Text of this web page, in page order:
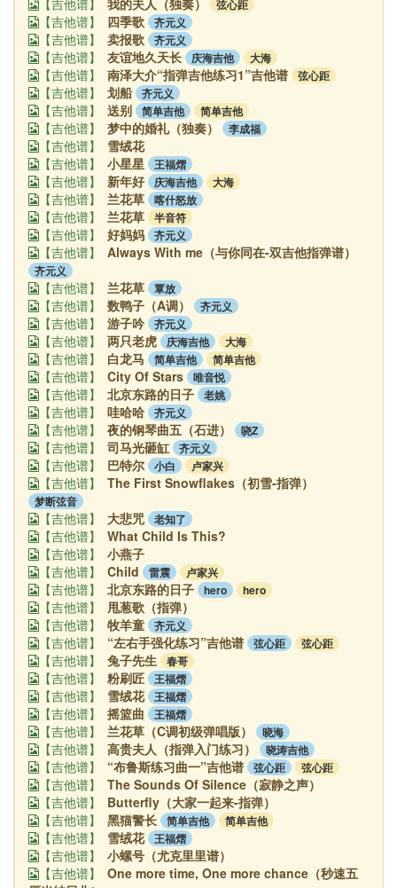
【吉他谱】 弦心距
【吉他谱】 四季歌 齐元义
【吉他谱】 卖报歌 齐元义
【吉他谱】 友谊地久天长 庆海吉他 大海
【吉他谱】 南泽大介“指弹吉他练习1”吉他谱 弦心距
【吉他谱】 划船 齐元义
【吉他谱】 送别 简单吉他 简单吉他
【吉他谱】 梦中的婚礼（独奏） 李成福
【吉他谱】 雪绒花
【吉他谱】 小星星 王福熠
【吉他谱】 新年好 庆海吉他 大海
【吉他谱】 兰花草 喀什怒放
【吉他谱】 兰花草 半音符
【吉他谱】 好妈妈 齐元义
【吉他谱】 Always With me（与你同在-双吉他指弹谱）
齐元义
【吉他谱】 兰花草 覃放
【吉他谱】 数鸭子（A调） 齐元义
【吉他谱】 游子吟 齐元义
【吉他谱】 两只老虎 庆海吉他 大海
【吉他谱】 白龙马 简单吉他 简单吉他
【吉他谱】 City Of Stars 唯音悦
【吉他谱】 北京东路的日子 老姚
【吉他谱】 哇哈哈 齐元义
【吉他谱】 夜的钢琴曲五（石进） 哓Z
【吉他谱】 司马光砸缸 齐元义
【吉他谱】 巴特尔 小白 卢家兴
【吉他谱】 The First Snowflakes（初雪-指弹）
梦断弦音
【吉他谱】 大悲咒 老知了
【吉他谱】 What Child Is This?
【吉他谱】 小燕子
【吉他谱】 Child 雷震 卢家兴
【吉他谱】 北京东路的日子 hero hero
【吉他谱】 甩葱歌（指弹）
【吉他谱】 牧羊童 齐元义
【吉他谱】 “左右手强化练习”吉他谱 弦心距 弦心距
【吉他谱】 兔子先生 春哥
【吉他谱】 粉刷匠 王福熠
【吉他谱】 雪绒花 王福熠
【吉他谱】 摇篮曲 王福熠
【吉他谱】 兰花草（C调初级弹唱版） 晓海
【吉他谱】 高贵夫人（指弹入门练习） 晓涛吉他
【吉他谱】 “布鲁斯练习曲一”吉他谱 弦心距 弦心距
【吉他谱】 The Sounds Of Silence（寂静之声）
【吉他谱】 Butterfly（大家一起来-指弹）
【吉他谱】 黑猫警长 简单吉他 简单吉他
【吉他谱】 雪绒花 王福熠
【吉他谱】 小螺号（尤克里里谱）
【吉他谱】
One more time, One more chance（秒速五